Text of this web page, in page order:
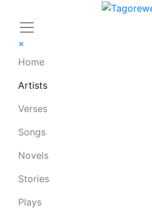
×
Home
Artists
Verses
Songs
Novels
Stories
Plays